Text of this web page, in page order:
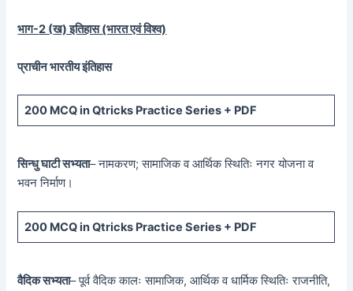
भाग-2 (ख) इतिहास (भारत एवं विश्व)
प्राचीन भारतीय इंतिहास
200 MCQin Qtricks Practice Series + PDF
सिन्धु घाटी सभ्यता– नामकरण; सामाजिक व आर्थिक स्थितिः नगर योजना व
भवन निर्माण।
200 MCQin Qtricks Practice Series + PDF
वैदिक सभ्यता– पूर्व वैदिक कालः सामाजिक, आर्थिक व धार्मिक स्थितिः राजनीति,